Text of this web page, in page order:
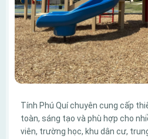
Tính Phú Quí chuyên cung cấp
toàn, sáng tạo và phù hợp cho
viên, trường học, khu dân cư,